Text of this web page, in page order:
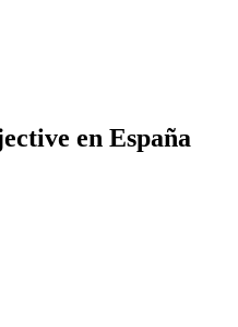
en España